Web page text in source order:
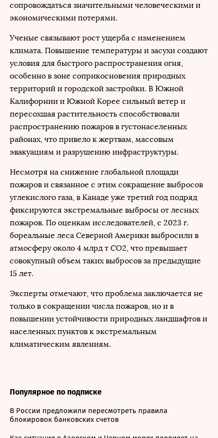
сопровождаться значительными человеческими и
экономическими потерями.
Ученые связывают рост ущерба с изменением
климата. Повышение температуры и засухи создают
условия для быстрого распространения огня,
особенно в зоне соприкосновения природных
территорий и городской застройки. В Южной
Калифорнии и Южной Корее сильный ветер и
пересохшая растительность способствовали
распространению пожаров в густонаселенных
районах, что привело к жертвам, массовым
эвакуациям и разрушению инфраструктуры.
Несмотря на снижение глобальной площади
пожаров и связанное с этим сокращение выбросов
углекислого газа, в Канаде уже третий год подряд
фиксируются экстремальные выбросы от лесных
пожаров. По оценкам исследователей, с 2023 г.
бореальные леса Северной Америки выбросили в
атмосферу около 4 млрд т CO2, что превышает
совокупный объем таких выбросов за предыдущие
15 лет.
Эксперты отмечают, что проблема заключается не
только в сокращении числа пожаров, но и в
повышении устойчивости природных ландшафтов и
населенных пунктов к экстремальным
климатическим явлениям.
Популярное по подписке
В России предложили пересмотреть правила
блокировок банковских счетов